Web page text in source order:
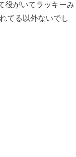
役がいてラッキーみ
てる以外ないでし